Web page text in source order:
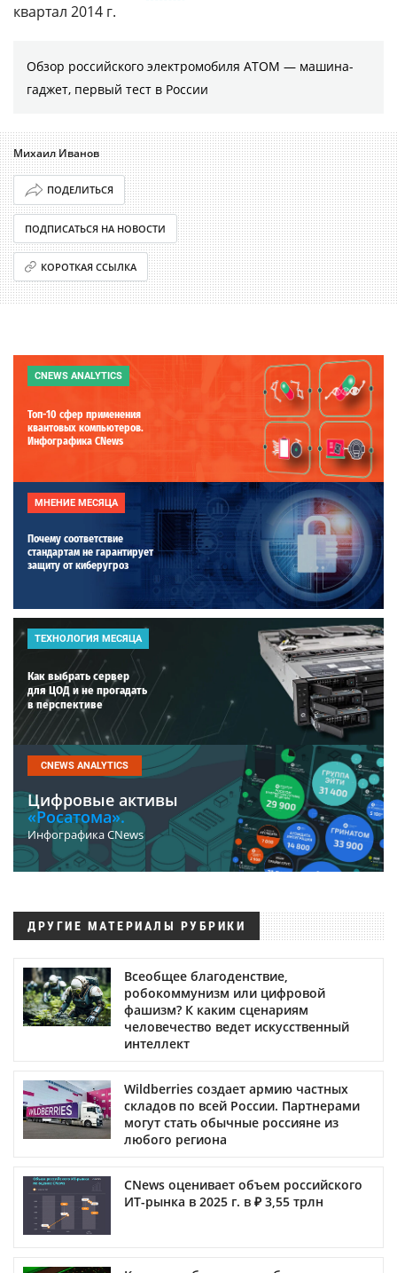
квартал 2014 г.
Обзор российского электромобиля АТОМ — машина-
гаджет, первый тест в России
Михаил Иванов
ПОДЕЛИТЬСЯ
ПОДПИСАТЬСЯ НА НОВОСТИ
КОРОТКАЯ ССЫЛКА
CNEWS ANALYTICS
Топ-10 сфер применения
квантовых компьютеров.
Инфографика CNews
МНЕНИЕ МЕСЯЦА
Почему соответствие
стандартам не гарантирует
защиту от киберугроз
ТЕХНОЛОГИЯ МЕСЯЦА
Как выбрать сервер
для ЦОД и не прогадать
в перспективе
CNEWS ANALYTICS
Цифровые активы
«Росатома».
Инфографика CNews
ДРУГИЕ МАТЕРИАЛЫ РУБРИКИ
Всеобщее благоденствие,
робокоммунизм или цифровой
фашизм? К каким сценариям
человечество ведет искусственный
интеллект
Wildberries создает армию частных
складов по всей России. Партнерами
могут стать обычные россияне из
любого региона
CNews оценивает объем российского
ИТ-рынка в 2025 г. в ₽ 3,55 трлн